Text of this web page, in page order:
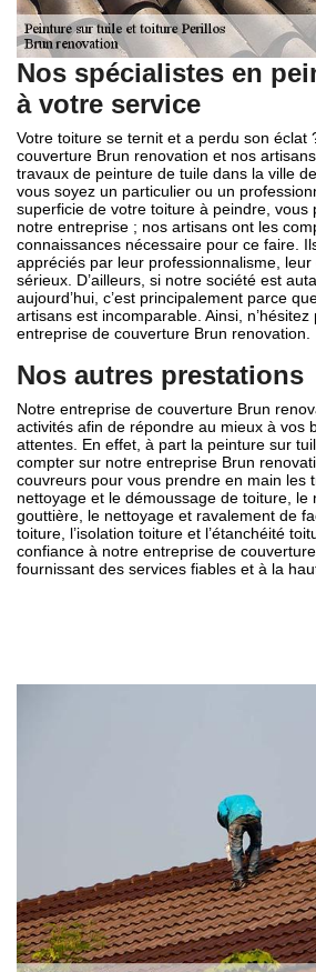
Nos spécialistes en
à votre service
Votre toiture se ternit et a perdu son éclat
couverture Brun renovation et nos
travaux de peinture de tuile dans la ville
vous soyez un particulier ou un
superficie de votre toiture à peindre, vous
notre entreprise ; nos artisans ont les
connaissances nécessaire pour ce faire.
appréciés par leur professionnalisme,
sérieux. D’ailleurs, si notre société est
aujourd’hui, c’est principalement parce
artisans est incomparable. Ainsi,
entreprise de couverture Brun renovation.
Nos autres prestations
Notre entreprise de couverture Brun
activités afin de répondre au mieux à vos
attentes. En effet, à part la peinture sur
compter sur notre entreprise Brun
couvreurs pour vous prendre en main les
nettoyage et le démoussage de toiture, le
gouttière, le nettoyage et ravalement de
toiture, l’isolation toiture et l’étanchéité
confiance à notre entreprise de
fournissant des services fiables et à la